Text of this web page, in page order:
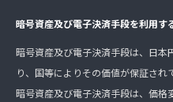
暗号資産及び電子決済手段を利用す
暗号資産及び電子決済手段は、日本
り、国等によりその価値が保証され
暗号資産及び電子決済手段は、価格